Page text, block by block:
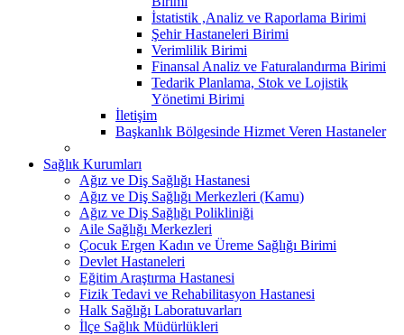
İstatistik ,Analiz ve Raporlama Birimi
Şehir Hastaneleri Birimi
Verimlilik Birimi
Finansal Analiz ve Faturalandırma Birimi
Tedarik Planlama, Stok ve Lojistik
Yönetimi Birimi
İletişim
Başkanlık Bölgesinde Hizmet Veren Hastaneler
Sağlık Kurumları
Ağız ve Diş Sağlığı Hastanesi
Ağız ve Diş Sağlığı Merkezleri (Kamu)
Ağız ve Diş Sağlığı Polikliniği
Aile Sağlığı Merkezleri
Çocuk Ergen Kadın ve Üreme Sağlığı Birimi
Devlet Hastaneleri
Eğitim Araştırma Hastanesi
Fizik Tedavi ve Rehabilitasyon Hastanesi
Halk Sağlığı Laboratuvarları
İlçe Sağlık Müdürlükleri